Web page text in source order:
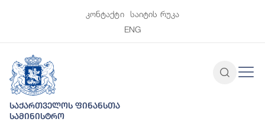
კონტაქტი
საიტის რუკა
ENG
საქართველოს ფინანსთა
სამინისტრო